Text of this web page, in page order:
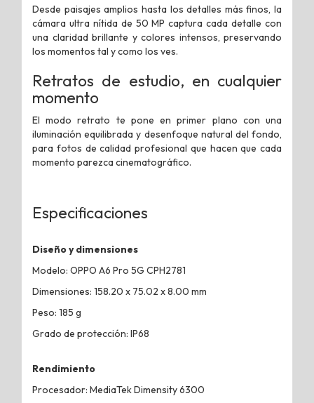
Desde paisajes amplios hasta los detalles más finos, la
cámara ultra nítida de 50 MP captura cada detalle con
una claridad brillante y colores intensos, preservando
los momentos tal y como los ves.
Retratos de estudio, en cualquier
momento
El modo retrato te pone en primer plano con una
iluminación equilibrada y desenfoque natural del fondo,
para fotos de calidad profesional que hacen que cada
momento parezca cinematográfico.
Especificaciones
Diseño y dimensiones
Modelo: OPPO A6 Pro 5G CPH2781
Dimensiones: 158.20 x 75.02 x 8.00 mm
Peso: 185 g
Grado de protección: IP68
Rendimiento
Procesador: MediaTek Dimensity 6300